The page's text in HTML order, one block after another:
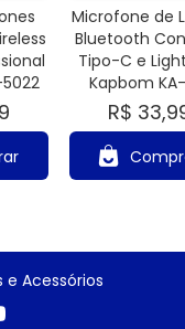
Microfone de
Bluetooth
Tipo-C e
Kapbom KA-
R$
Acessórios